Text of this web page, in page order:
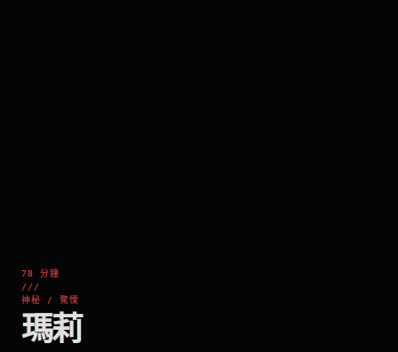
78 分鐘
///
神秘 / 驚慄
瑪莉